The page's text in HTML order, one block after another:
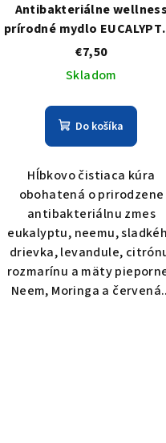
u
r
v
Antibakteriálne wellness
prírodné mydlo
a NEEM
€7,50
Skladom
Do košíka
Hĺbkovo čistiaca kúra
obohatená o prirodzene
antibakteriálnu zmes
eukalyptu, neemu,
drievka, levandule,
rozmarínu a mäty
Neem, Moringa a